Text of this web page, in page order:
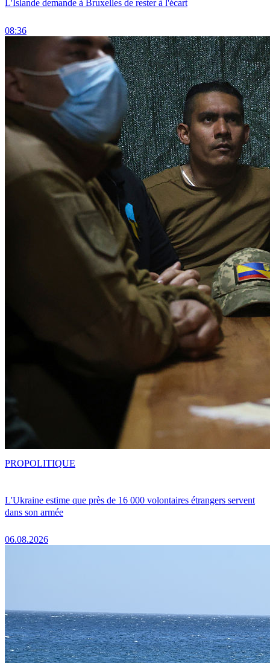
L'Islande demande à Bruxelles de rester à l'écart
08:36
L'Ukraine estime que près de 16 000 volontaires étrangers servent
dans son armée
06.08.2026
PROPOLITIQUE